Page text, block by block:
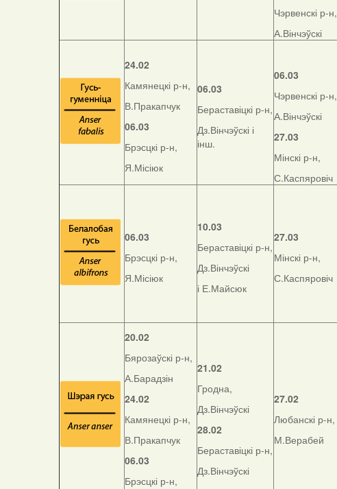
Чэрвенскі р-н,
А.Вінчэўскі
24.02
Камянецкі р-н,
В.Пракапчук
06.03
Брэсцкі р-н,
Я.Місіюк
06.03
Бераставіцкі р-н,
Дз.Вінчэўскі і
інш.
06.03
Чэрвенскі р-н,
А.Вінчэўскі
27.03
Мінскі р-н,
С.Каспяровіч
06.03
Брэсцкі р-н,
Я.Місіюк
10.03
Бераставіцкі р-н,
Дз.Вінчэўскі
і Е.Майсюк
27.03
Мінскі р-н,
С.Каспяровіч
20.02
Бярозаўскі р-н,
А.Барадзін
24.02
Камянецкі р-н,
В.Пракапчук
06.03
Брэсцкі р-н,
21.02
Гродна,
Дз.Вінчэўскі
28.02
Бераставіцкі р-н,
Дз.Вінчэўскі
27.02
Любанскі р-н,
М.Верабей